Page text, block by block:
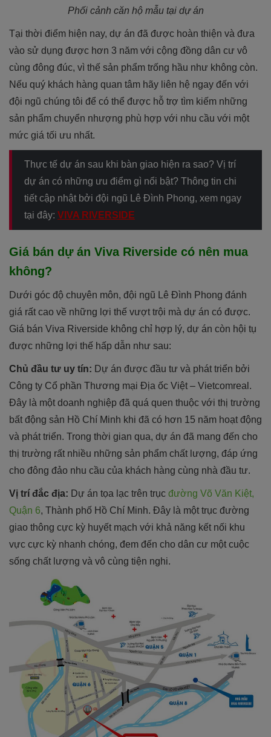
Phối cảnh căn hộ mẫu tại dự án
Tại thời điểm hiện nay, dự án đã được hoàn thiện và đưa
vào sử dụng được hơn 3 năm với cộng đồng dân cư vô
cùng đông đúc, vì thế sản phẩm trống hầu như không còn.
Nếu quý khách hàng quan tâm hãy liên hệ ngay đến với
đội ngũ chúng tôi để có thể được hỗ trợ tìm kiếm những
sản phẩm chuyển nhượng phù hợp với nhu cầu với một
mức giá tối ưu nhất.
Thực tế dự án sau khi bàn giao hiện ra sao? Vị trí
dự án có những ưu điểm gì nổi bật? Thông tin chi
tiết cập nhật bởi đội ngũ Lê Đình Phong, xem ngay
tại đây: VIVA RIVERSIDE
Giá bán dự án Viva Riverside có nên mua
không?
Dưới góc độ chuyên môn, đội ngũ Lê Đình Phong đánh
giá rất cao về những lợi thế vượt trội mà dự án có được.
Giá bán Viva Riverside không chỉ hợp lý, dự án còn hội tụ
được những lợi thế hấp dẫn như sau:
Chủ đầu tư uy tín: Dự án được đầu tư và phát triển bởi
Công ty Cổ phần Thương mại Địa ốc Việt – Vietcomreal.
Đây là một doanh nghiệp đã quá quen thuộc với thị trường
bất động sản Hồ Chí Minh khi đã có hơn 15 năm hoạt động
và phát triển. Trong thời gian qua, dự án đã mang đến cho
thị trường rất nhiều những sản phẩm chất lượng, đáp ứng
cho đông đảo nhu cầu của khách hàng cùng nhà đầu tư.
Vị trí đắc địa: Dự án tọa lạc trên trục đường Võ Văn Kiệt,
Quận 6, Thành phố Hồ Chí Minh. Đây là một trục đường
giao thông cực kỳ huyết mạch với khả năng kết nối khu
vực cực kỳ nhanh chóng, đem đến cho dân cư một cuộc
sống chất lượng và vô cùng tiện nghi.